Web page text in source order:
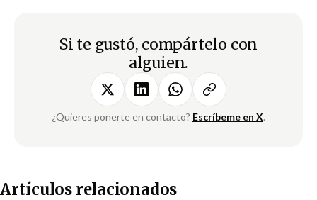
Si te gustó, compártelo con
alguien.
¿Quieres ponerte en contacto? Escríbeme en X.
Artículos relacionados